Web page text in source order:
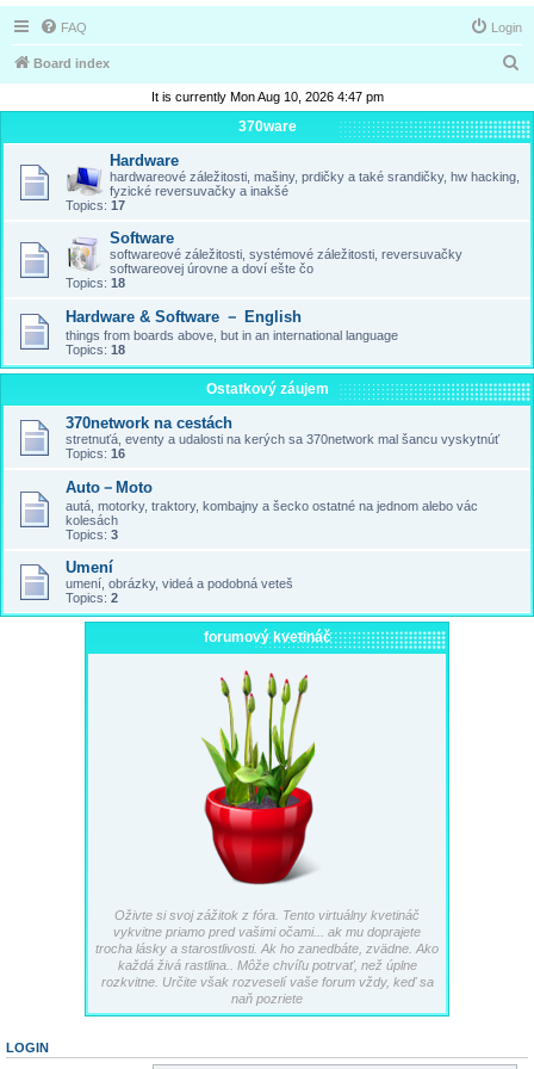
FAQ Login
Board index
a
r
It is currently Mon Aug 10, 2026 4:47 pm
370ware
Hardware
hardwareové záležitosti, mašiny, prdičky a také srandičky, hw hacking,
fyzické reversuvačky a inakšé
Topics: 17
Software
softwareové záležitosti, systémové záležitosti, reversuvačky
softwareovej úrovne a doví ešte čo
Topics: 18
Hardware & Software － English
things from boards above, but in an international language
Topics: 18
Ostatkový záujem
370network na cestách
stretnuťá, eventy a udalosti na kerých sa 370network mal šancu vyskytnúť
Topics: 16
Auto－Moto
autá, motorky, traktory, kombajny a šecko ostatné na jednom alebo vác
kolesách
Topics: 3
Umení
umení, obrázky, videá a podobná veteš
Topics: 2
forumový kvetináč
Oživte si svoj zážitok z fóra. Tento virtuálny kvetináč
vykvitne priamo pred vašimi očami... ak mu doprajete
trocha lásky a starostlivosti. Ak ho zanedbáte, zvädne. Ako
každá živá rastlina.. Môže chvíľu potrvať, než úplne
rozkvitne. Určite však rozveselí vaše forum vždy, keď sa
naň pozriete
LOGIN